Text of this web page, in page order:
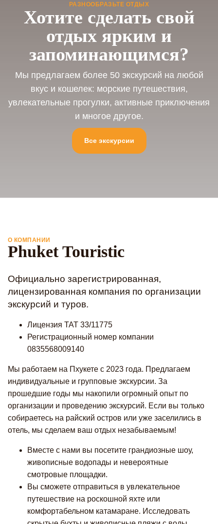
РАЗНООБРАЗЬТЕ ОТДЫХ
Хотите сделать свой
отдых ярким и
запоминающимся?
Мы предлагаем более 50 экскурсий на любой
вкус и кошелек: морские путешествия,
увлекательные прогулки, активные приключения
и многое другое.
Все экскурсии
О КОМПАНИИ
Phuket Touristic
Официально зарегистрированная,
лицензированная компания по организации
экскурсий и туров.
Лицензия TAT 33/11775
Регистрационный номер компании
0835568009140
Мы работаем на Пхукете с 2023 года. Предлагаем
индивидуальные и групповые экскурсии. За
прошедшие годы мы накопили огромный опыт по
организации и проведению экскурсий. Если вы только
собираетесь на райский остров или уже заселились в
отель, мы сделаем ваш отдых незабываемым!
Вместе с нами вы посетите грандиозные шоу,
живописные водопады и невероятные
смотровые площадки.
Вы сможете отправиться в увлекательное
путешествие на роскошной яхте или
комфортабельном катамаране. Исследовать